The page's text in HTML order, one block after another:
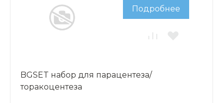
Подробнее
BGSET набор для парацентеза/
торакоцентеза